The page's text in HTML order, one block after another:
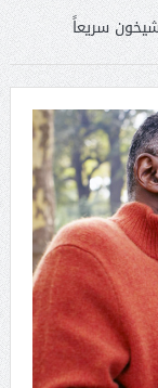
سريعاً